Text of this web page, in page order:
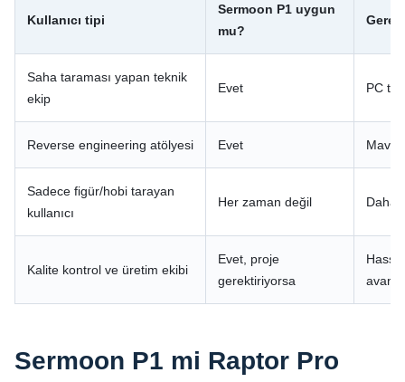
Kullanıcı tipi
Sermoon P1 uygun
mu?
Saha taraması yapan teknik
ekip
Evet PC
Reverse engineering atölyesi Evet Mavi
Sadece figür/hobi tarayan
kullanıcı
Her zaman değil Daha
Kalite kontrol ve üretim ekibi
Evet, proje
gerektiriyorsa
Sermoon P1 mi Raptor Pro